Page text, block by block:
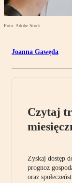
Foto: Adobe Stock
Joanna Gawęda
Czytaj
Zyskaj dostęp
prognoz
oraz